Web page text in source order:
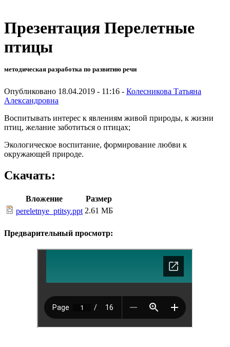
Презентация Перелетные
птицы
методическая разработка по развитию речи
Опубликовано 18.04.2019 - 11:16 - Колесникова Татьяна
Александровна
Воспитывать интерес к явлениям живой природы, к жизни
птиц, желание заботиться о птицах;
Экологическое воспитание, формирование любви к
окружающей природе.
Скачать:
Вложение
Размер
pereletnye_ptitsy.ppt 2.61 МБ
Предварительный просмотр: